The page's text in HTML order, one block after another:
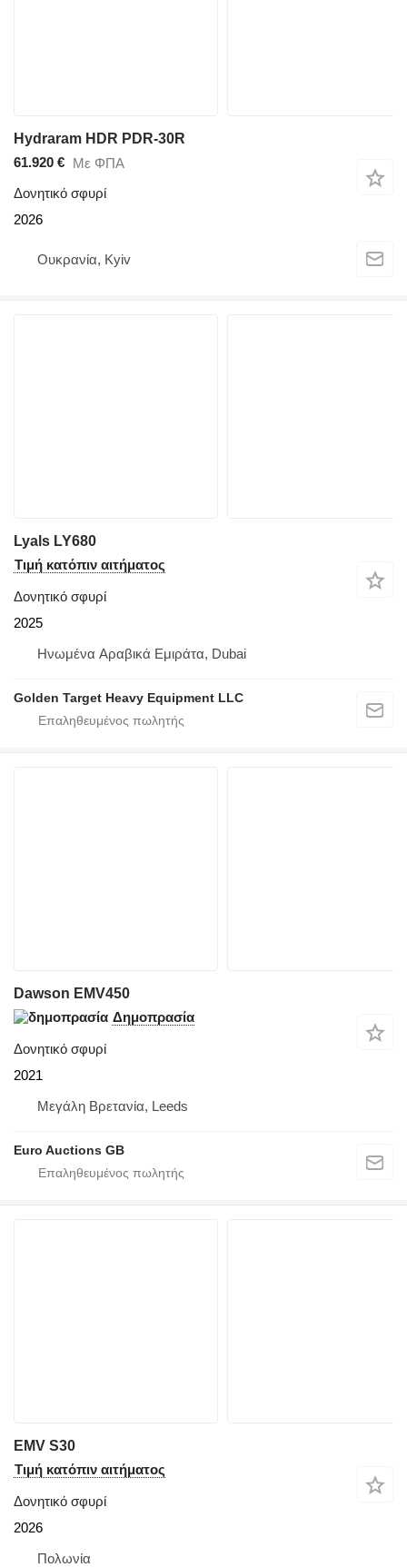
Hydraram HDR PDR-30R
61.920 € Με ΦΠΑ
Δονητικό σφυρί
2026
Ουκρανία, Kyiv
Lyals LY680
Τιμή κατόπιν αιτήματος
Δονητικό σφυρί
2025
Hνωμένα Αραβικά Εμιράτα, Dubai
Golden Target Heavy Equipment LLC
Dawson EMV450
Δημοπρασία
Δονητικό σφυρί
2021
Μεγάλη Βρετανία, Leeds
Euro Auctions GB
EMV S30
Τιμή κατόπιν αιτήματος
Δονητικό σφυρί
2026
Πολωνία